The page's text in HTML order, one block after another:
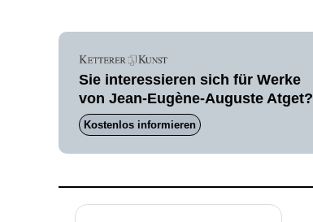
Sie interessieren sich für Werke
von Jean-Eugène-Auguste Atget?
Kostenlos informieren